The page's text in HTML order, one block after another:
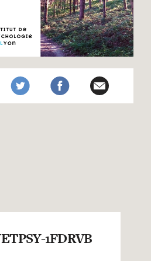
1FDRVB